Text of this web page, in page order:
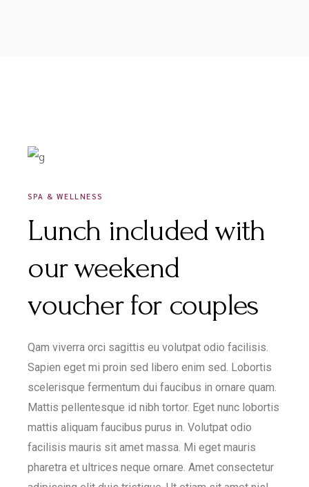
SPA & WELLNESS
Lunch included with
our weekend
voucher for couples
Qam viverra orci sagittis eu volutpat odio facilisis.
Sapien eget mi proin sed libero enim sed. Lobortis
scelerisque fermentum dui faucibus in ornare quam.
Mattis pellentesque id nibh tortor. Eget nunc lobortis
mattis aliquam faucibus purus in. Volutpat odio
facilisis mauris sit amet massa. Mi eget mauris
pharetra et ultrices neque ornare. Amet consectetur